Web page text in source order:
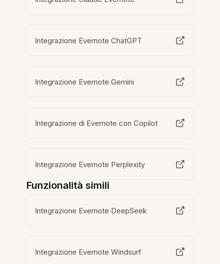
Integrazione Evernote ChatGPT
Integrazione Evernote Gemini
Integrazione di Evernote con Copilot
Integrazione Evernote Perplexity
Funzionalità simili
Integrazione Evernote DeepSeek
Integrazione Evernote Windsurf